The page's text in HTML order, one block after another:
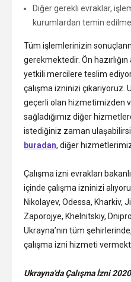
Diğer gerekli evraklar,
kurumlardan temin
Tüm işlemlerinizin
gerekmektedir. Ön hazırlığın
yetkili mercilere teslim
çalışma izninizi çıkarıyoruz.
geçerli olan hizmetimizden
sağladığımız diğer
istediğiniz zaman
buradan, diğer
Çalışma izni evrakları
içinde çalışma izninizi
Nikolayev, Odessa, Kharkiv,
Zaporojye, Khelnitskiy,
Ukrayna’nın tüm
çalışma izni hizmeti
Ukrayna’da Çalışma İzni 2020